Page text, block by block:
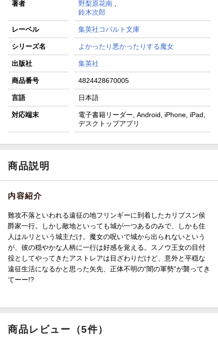
著者 野梨原花南,
鈴木次郎
レーベル 集英社コバルト文庫
シリーズ名 よかったり悪かったりする魔女
出版社 集英社
商品番号 4824428670005
言語 日本語
対応端末
電子書籍リーダー, Android, iPhone, iPad,
デスクトップアプリ
商品説明
内容紹介
難攻不落といわれる遠征の地フリンギーに到着したカリプスン侯
爵家一行。しかし敵地といっても城が一つあるのみで、しかも住
人はルリという城主だけ。魔女の呪いで城から出られないという
が、彼の穏やかな人柄に一行は好感を覚える。スノウ王女の目付
役としてやってきたアストレアは目ざわりだけど、意外と平穏な
遠征生活になるかと思った矢先、正体不明の“闇の軍勢”が襲ってき
てーー!?
商品レビュー（5件）